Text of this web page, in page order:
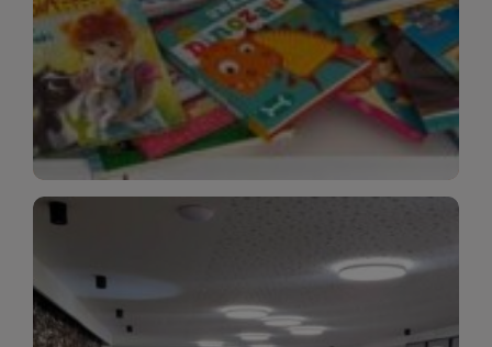
zawsze będziesz wiedzieć, co warto przeczytać
jako pierwsze.
WIĘCEJ
WIĘCEJ